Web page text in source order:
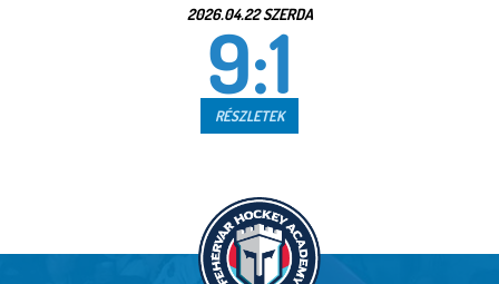
2026.04.22 SZERDA
9:1
RÉSZLETEK